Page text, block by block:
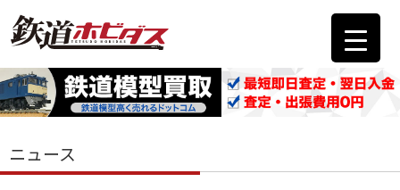
ニュース